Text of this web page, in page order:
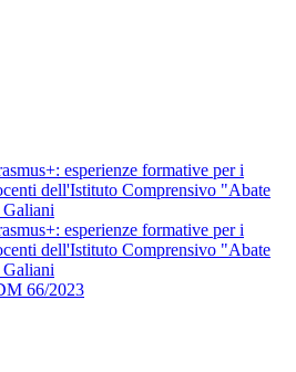
esperienze formative per i
dell'Istituto Comprensivo "Abate
Galiani
esperienze formative per i
dell'Istituto Comprensivo "Abate
Galiani
66/2023